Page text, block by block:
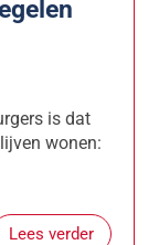
is dat
wonen:
Lees verder